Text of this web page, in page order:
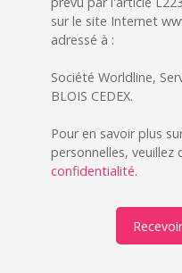
sur le site Internet
adressé à :
Société Worldline,
BLOIS CEDEX.
Pour en savoir plus
personnelles, veuillez
confidentialité.